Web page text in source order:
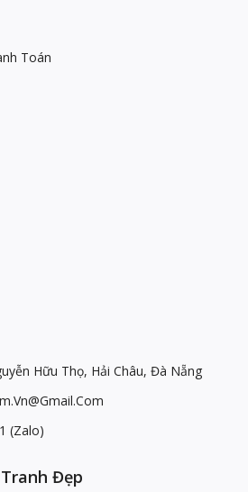
Toán
Hữu Thọ, Hải Châu, Đà Nẵng
(Zalo)
Đẹp